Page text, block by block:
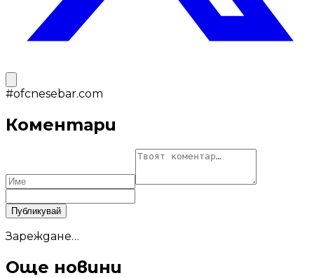
#ofcnesebar.com
Коментари
Публикувай
Зареждане…
Още новини